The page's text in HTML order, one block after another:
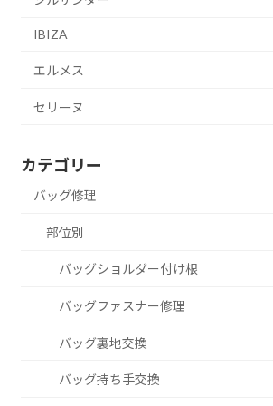
IBIZA
エルメス
セリーヌ
カテゴリー
バッグ修理
部位別
バッグショルダー付け根
バッグファスナー修理
バッグ裏地交換
バッグ持ち手交換